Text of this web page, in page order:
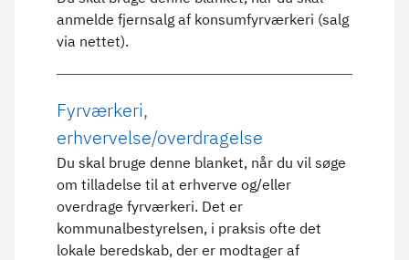
anmelde fjernsalg af konsumfyrværkeri (salg
via nettet).
Fyrværkeri,
erhvervelse/overdragelse
Du skal bruge denne blanket, når du vil søge
om tilladelse til at erhverve og/eller
overdrage fyrværkeri. Det er
kommunalbestyrelsen, i praksis ofte det
lokale beredskab, der er modtager af